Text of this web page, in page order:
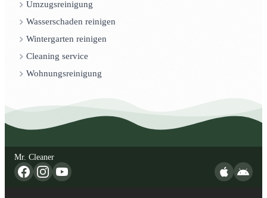
Umzugsreinigung
Wasserschaden reinigen
Wintergarten reinigen
Cleaning service
Wohnungsreinigung
Mr. Cleaner